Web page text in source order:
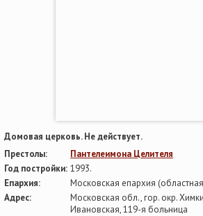
Домовая церковь. Не действует.
Престолы:
Пантелеимона Целителя
Год постройки: 1993.
Епархия:
Московская епархия
Адрес:
Московская обл., гор. окр.
Ивановская, 119-я больница